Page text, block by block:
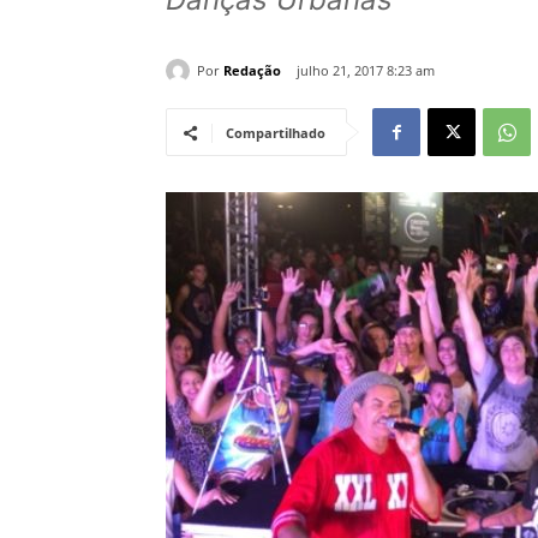
Por Redação julho 21, 2017 8:23 am
Compartilhado